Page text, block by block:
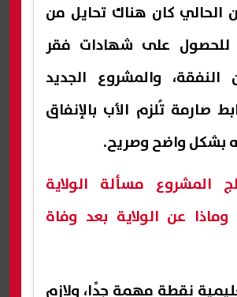
الحالي كان هناك تحايل من
للحصول على شهادات فقر
النفقة، والمشروع الجديد
صارمة تُلزم الأب بالإنفاق
بشكل واضح وصريح.
المشروع مسألة الولاية
وماذا عن الولاية بعد وفاة
نقطة مهمة جدًا، ولازم